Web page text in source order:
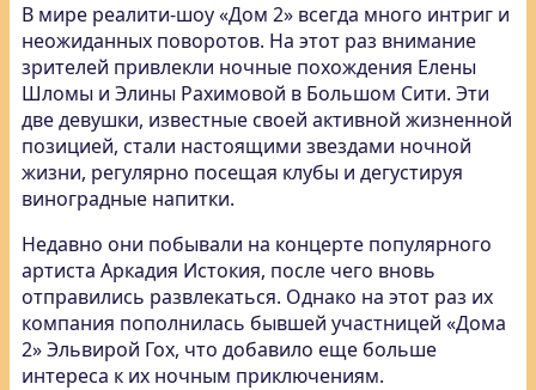
В мире реалити-шоу «Дом 2» всегда много интриг и
неожиданных поворотов. На этот раз внимание
зрителей привлекли ночные похождения Елены
Шломы и Элины Рахимовой в Большом Сити. Эти
две девушки, известные своей активной жизненной
позицией, стали настоящими звездами ночной
жизни, регулярно посещая клубы и дегустируя
виноградные напитки.
Недавно они побывали на концерте популярного
артиста Аркадия Истокия, после чего вновь
отправились развлекаться. Однако на этот раз их
компания пополнилась бывшей участницей «Дома
2» Эльвирой Гох, что добавило еще больше
интереса к их ночным приключениям.